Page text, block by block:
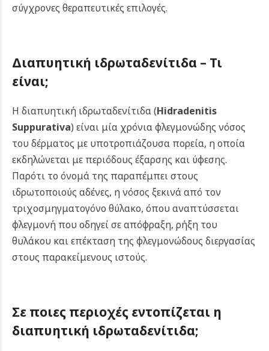
σύγχρονες θεραπευτικές επιλογές.
Διαπυητική ιδρωταδενίτιδα – Τι
είναι;
Η διαπυητική ιδρωταδενίτιδα (Hidradenitis
Suppurativa) είναι μία χρόνια φλεγμονώδης νόσος
του δέρματος με υποτροπιάζουσα πορεία, η οποία
εκδηλώνεται με περιόδους έξαρσης και ύφεσης.
Παρότι το όνομά της παραπέμπει στους
ιδρωτοποιούς αδένες, η νόσος ξεκινά από τον
τριχοσμηγματογόνο θύλακο, όπου αναπτύσσεται
φλεγμονή που οδηγεί σε απόφραξη, ρήξη του
θυλάκου και επέκταση της φλεγμονώδους διεργασίας
στους παρακείμενους ιστούς.
Σε ποιες περιοχές εντοπίζεται η
διαπυητική ιδρωταδενίτιδα;